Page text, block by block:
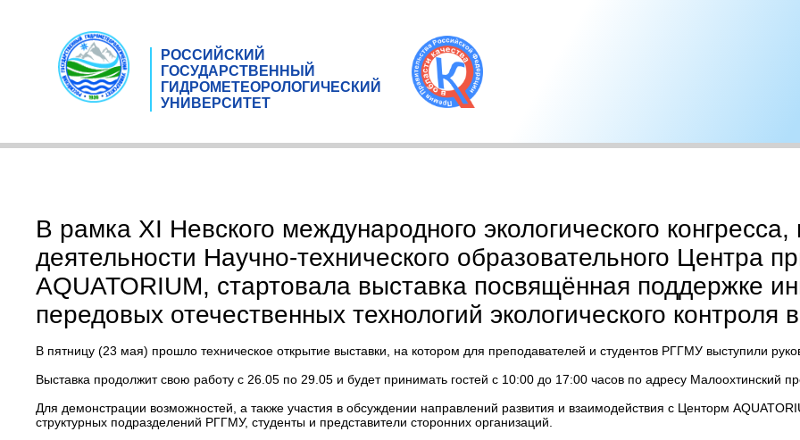
РОССИЙСКИЙ
ГОСУДАРСТВЕННЫЙ
ГИДРОМЕТЕОРОЛОГИЧЕСКИЙ
УНИВЕРСИТЕТ
В рамка XI Невского международного экологического
деятельности Научно-технического образовательного Центра
AQUATORIUM, стартовала выставка посвящённая поддержке
передовых отечественных технологий экологического контроля
В пятницу (23 мая) прошло техническое открытие выставки, на котором для преподавателей и студентов РГГМУ выступили
Выставка продолжит свою работу с 26.05 по 29.05 и будет принимать гостей с 10:00 до 17:00 часов по адресу Малоохтинский
Для демонстрации возможностей, а также участия в обсуждении направлений развития и взаимодействия с Центорм
структурных подразделений РГГМУ, студенты и представители сторонних организаций.